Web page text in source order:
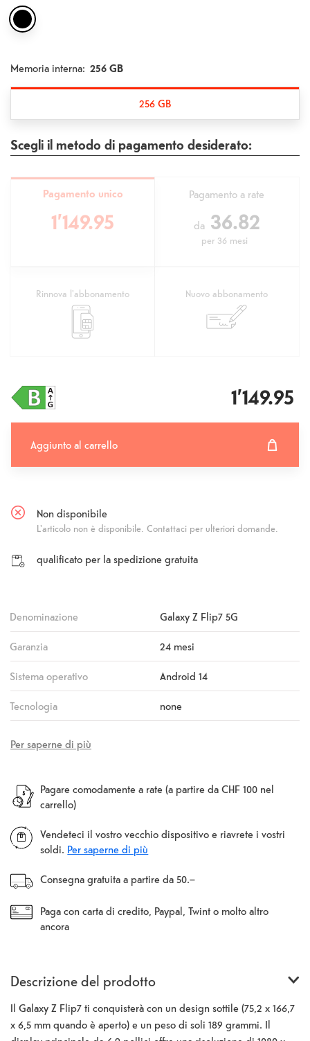
Memoria interna: 256 GB
256 GB
Scegli il metodo di pagamento desiderato:
Pagamento unico
1’149.95
Pagamento a rate
da36.82
per36 mesi
Rinnova l'abbonamento Nuovo abbonamento
1’149.95
Aggiunto al carrello
Non disponibile
L'articolo non è disponibile. Contattaci per ulteriori domande.
qualificato per la spedizione gratuita
Denominazione Galaxy Z Flip7 5G
Garanzia 24 mesi
Sistema operativo Android 14
Tecnologia none
Per saperne di più
Pagare comodamente a rate (a partire da CHF 100 nel
carrello)
Vendeteci il vostro vecchio dispositivo e riavrete i vostri
soldi. Per saperne di più
Consegna gratuita a partire da 50.–
Paga con carta di credito, Paypal, Twint o molto altro
ancora
Descrizione del prodotto
Il Galaxy Z Flip7 ti conquisterà con un design sottile (75,2 x 166,7
x 6,5 mm quando è aperto) e un peso di soli 189 grammi. Il